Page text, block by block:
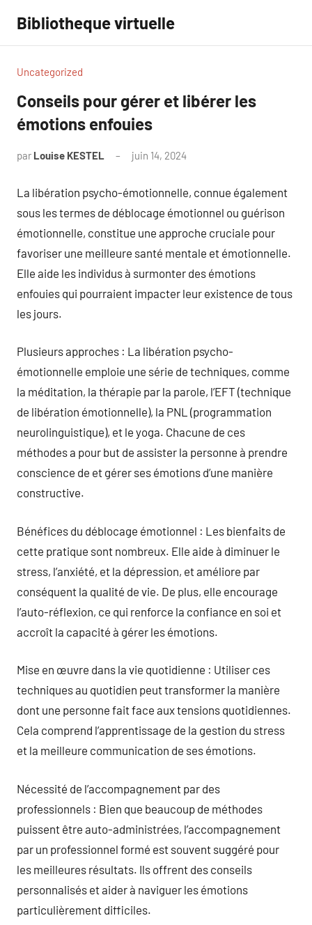
contenu
Bibliotheque virtuelle
Uncategorized
Conseils pour gérer et libérer les
émotions enfouies
par Louise KESTEL juin 14, 2024
La libération psycho-émotionnelle, connue également
sous les termes de déblocage émotionnel ou guérison
émotionnelle, constitue une approche cruciale pour
favoriser une meilleure santé mentale et émotionnelle.
Elle aide les individus à surmonter des émotions
enfouies qui pourraient impacter leur existence de tous
les jours.
Plusieurs approches : La libération psycho-
émotionnelle emploie une série de techniques, comme
la méditation, la thérapie par la parole, l’EFT (technique
de libération émotionnelle), la PNL (programmation
neurolinguistique), et le yoga. Chacune de ces
méthodes a pour but de assister la personne à prendre
conscience de et gérer ses émotions d’une manière
constructive.
Bénéfices du déblocage émotionnel : Les bienfaits de
cette pratique sont nombreux. Elle aide à diminuer le
stress, l’anxiété, et la dépression, et améliore par
conséquent la qualité de vie. De plus, elle encourage
l’auto-réflexion, ce qui renforce la confiance en soi et
accroît la capacité à gérer les émotions.
Mise en œuvre dans la vie quotidienne : Utiliser ces
techniques au quotidien peut transformer la manière
dont une personne fait face aux tensions quotidiennes.
Cela comprend l’apprentissage de la gestion du stress
et la meilleure communication de ses émotions.
Nécessité de l’accompagnement par des
professionnels : Bien que beaucoup de méthodes
puissent être auto-administrées, l’accompagnement
par un professionnel formé est souvent suggéré pour
les meilleures résultats. Ils offrent des conseils
personnalisés et aider à naviguer les émotions
particulièrement difficiles.